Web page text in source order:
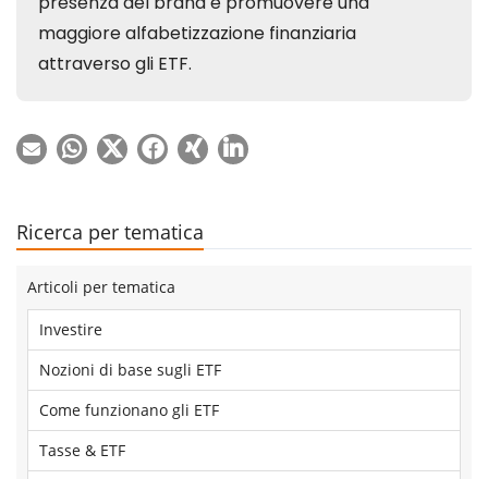
Ricerca per tematica
Articoli per tematica
Investire
Nozioni di base sugli ETF
Come funzionano gli ETF
Tasse & ETF